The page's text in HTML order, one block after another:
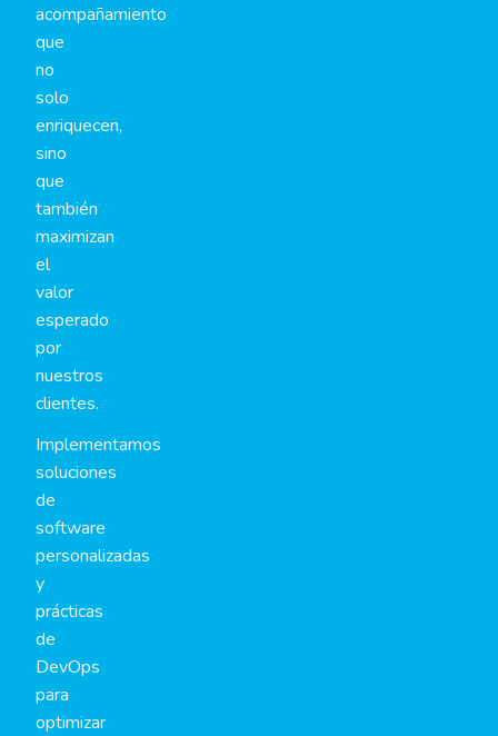
acompañamiento
que
no
solo
enriquecen,
sino
que
también
maximizan
el
valor
esperado
por
nuestros
clientes.
Implementamos
soluciones
de
software
personalizadas
y
prácticas
de
DevOps
para
optimizar